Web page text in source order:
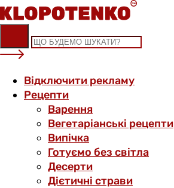
Skip
to
content
Відключити рекламу
Рецепти
Варення
Вегетаріанські рецепти
Випічка
Готуємо без світла
Десерти
Дієтичні страви